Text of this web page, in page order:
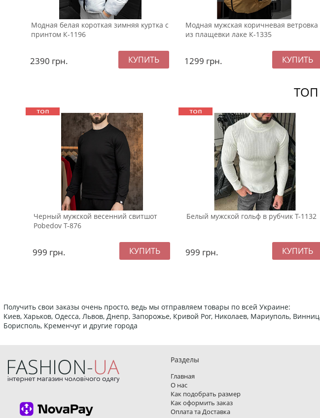
Модная белая короткая зимняя куртка с
принтом К-1196
2390 грн.
Модная мужская коричневая ветровка
из плащевки лаке К-1335
1299 грн.
Черный мужской весенний свитшот
Pobedov Т-876
999 грн.
Белый мужской гольф в рубчик Т-1132
999 грн.
Получить свои заказы очень просто, ведь мы отправляем товары по всей Украине:
Киев, Харьков, Одесса, Львов, Днепр, Запорожье, Кривой Рог, Николаев, Мариуполь,
Борисполь, Кременчуг и другие города
Разделы
Главная
О нас
Как подобрать размер
Как оформить заказ
Оплата та Доставка